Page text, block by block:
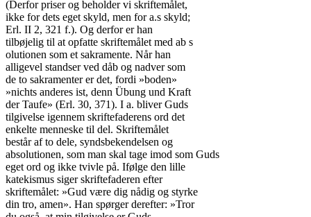
(Derfor priser og beholder vi skriftemålet,
ikke for dets eget skyld, men for a.s skyld;
Erl. II 2, 321 f.). Og derfor er han
tilbøjelig til at opfatte skriftemålet med ab s
olutionen som et sakramente. Når han
alligevel standser ved dåb og nadver som
de to sakramenter er det, fordi »boden»
»nichts anderes ist, denn Übung und Kraft
der Taufe» (Erl. 30, 371). I a. bliver Guds
tilgivelse igennem skriftefaderens ord det
enkelte menneske til del. Skriftemålet
består af to dele, syndsbekendelsen og
absolutionen, som man skal tage imod som Guds
eget ord og ikke tvivle på. Ifølge den lille
katekismus siger skriftefaderen efter
skriftemålet: »Gud være dig nådig og styrke
din tro, amen». Han spørger derefter: »Tror